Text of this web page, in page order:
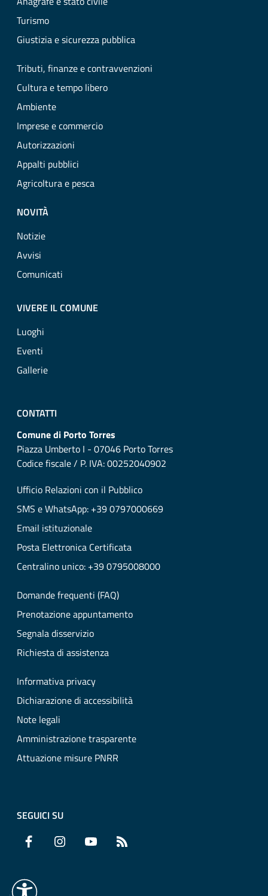
Turismo
Giustizia e sicurezza pubblica
Tributi, finanze e contravvenzioni
Cultura e tempo libero
Ambiente
Imprese e commercio
Autorizzazioni
Appalti pubblici
Agricoltura e pesca
NOVITÀ
Notizie
Avvisi
Comunicati
VIVERE IL COMUNE
Luoghi
Eventi
Gallerie
CONTATTI
Comune di Porto Torres
Piazza Umberto I - 07046 Porto Torres
Codice fiscale / P. IVA: 00252040902
Ufficio Relazioni con il Pubblico
SMS e WhatsApp: +39 0797000669
Email istituzionale
Posta Elettronica Certificata
Centralino unico: +39 0795008000
Domande frequenti (FAQ)
Prenotazione appuntamento
Segnala disservizio
Richiesta di assistenza
Informativa privacy
Dichiarazione di accessibilità
Note legali
Amministrazione trasparente
Attuazione misure PNRR
SEGUICI SU
Facebook Instagram YouTube